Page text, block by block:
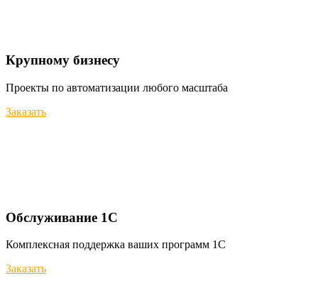
Крупному бизнесу
Проекты по автоматизации любого масштаба
Заказать
Обслуживание 1С
Комплексная поддержка ваших программ 1С
Заказать